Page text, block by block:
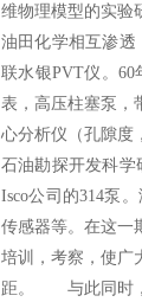
维物理模型的实验
油田化学相互渗
联水银PVT仪。
表，高压柱塞泵
心分析仪（孔隙
石油勘探开发科学
Isco公司的314泵
传感器等。在这一
培训，考察，使广
距。 与此同时，